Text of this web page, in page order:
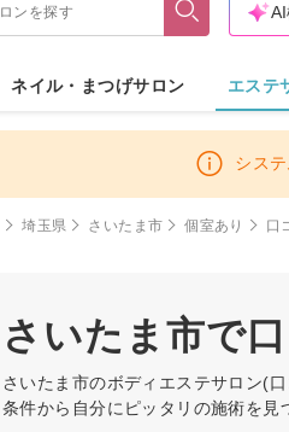
ネイル・まつげサロン エステ
シス
埼玉県 さいたま市 個室あり 口
さいたま市で
さいたま市のボディエステサロン(
条件から自分にピッタリの施術を見